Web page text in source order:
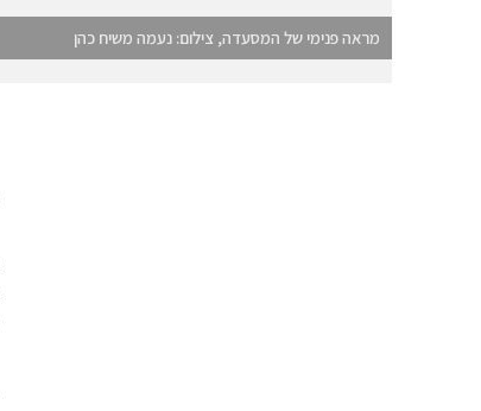
מראה פנימי של המסעדה, צילום: נעמה משיח כהן